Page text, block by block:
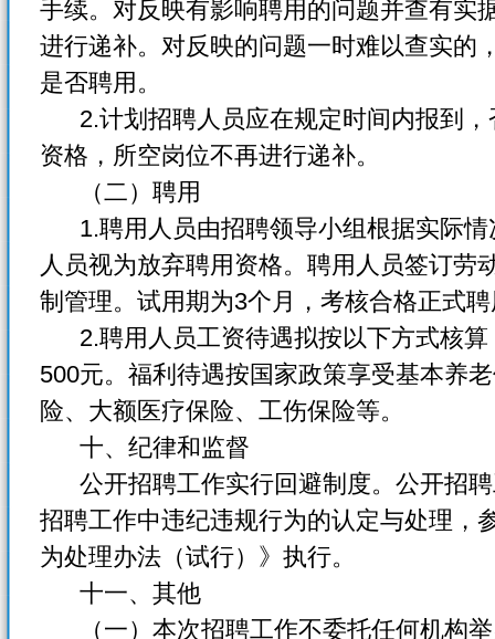
手续。对反映有影响聘用的问题并查有实
进行递补。对反映的问题一时难以查实的
是否聘用。
2.计划招聘人员应在规定时间内报到，
资格，所空岗位不再进行递补。
（二）聘用
1.聘用人员由招聘领导小组根据实际情
人员视为放弃聘用资格。聘用人员签订劳
制管理。试用期为3个月，考核合格正式
2.聘用人员工资待遇拟按以下方式核算
500元。福利待遇按国家政策享受基本养
险、大额医疗保险、工伤保险等。
十、纪律和监督
公开招聘工作实行回避制度。公开招聘
招聘工作中违纪违规行为的认定与处理，
为处理办法（试行）》执行。
十一、其他
（一）本次招聘工作不委托任何机构举